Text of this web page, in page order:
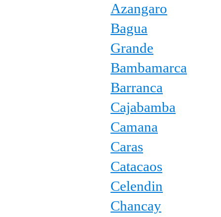
Azangaro
Bagua
Grande
Bambamarca
Barranca
Cajabamba
Camana
Caras
Catacaos
Celendin
Chancay